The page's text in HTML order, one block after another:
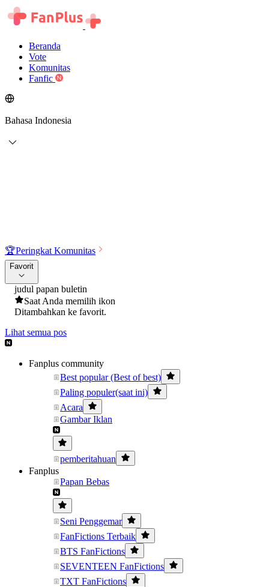
Beranda
Vote
Komunitas
Fanfic
Bahasa Indonesia
🏆Peringkat Komunitas
Favorit
judul papan buletin
Saat Anda memilih ikon
Ditambahkan ke favorit.
Lihat semua pos
Fanplus community
Best popular (Best of best)
Paling populer(saat ini)
Acara
Gambar Iklan
pemberitahuan
Fanplus
Papan Bebas
Seni Penggemar
FanFictions Terbaik
BTS FanFictions
SEVENTEEN FanFictions
TXT FanFictions